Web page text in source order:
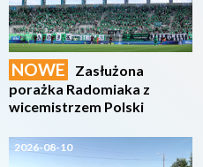
NOWE
Zasłużona
porażka Radomiaka z
wicemistrzem Polski
2026-08-10